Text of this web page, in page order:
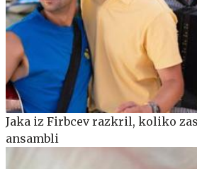
Jaka iz Firbcev razkril, koliko
ansambli